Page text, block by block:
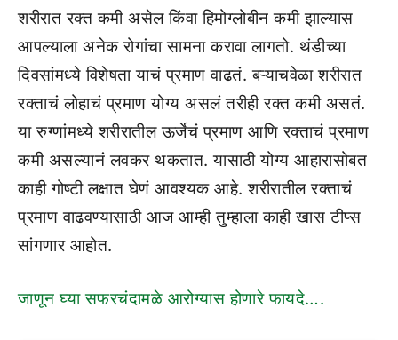
शरीरात रक्त कमी असेल किंवा हिमोग्लोबीन कमी झाल्यास
आपल्याला अनेक रोगांचा सामना करावा लागतो. थंडीच्या
दिवसांमध्ये विशेषता याचं प्रमाण वाढतं. बऱ्याचवेळा शरीरात
रक्ताचं लोहाचं प्रमाण योग्य असलं तरीही रक्त कमी असतं.
या रुग्णांमध्ये शरीरातील ऊर्जेचं प्रमाण आणि रक्ताचं प्रमाण
कमी असल्यानं लवकर थकतात. यासाठी योग्य आहारासोबत
काही गोष्टी लक्षात घेणं आवश्यक आहे. शरीरातील रक्ताचं
प्रमाण वाढवण्यासाठी आज आम्ही तुम्हाला काही खास टीप्स
सांगणार आहोत.
जाणून घ्या सफरचंदामळे आरोग्यास होणारे फायदे….